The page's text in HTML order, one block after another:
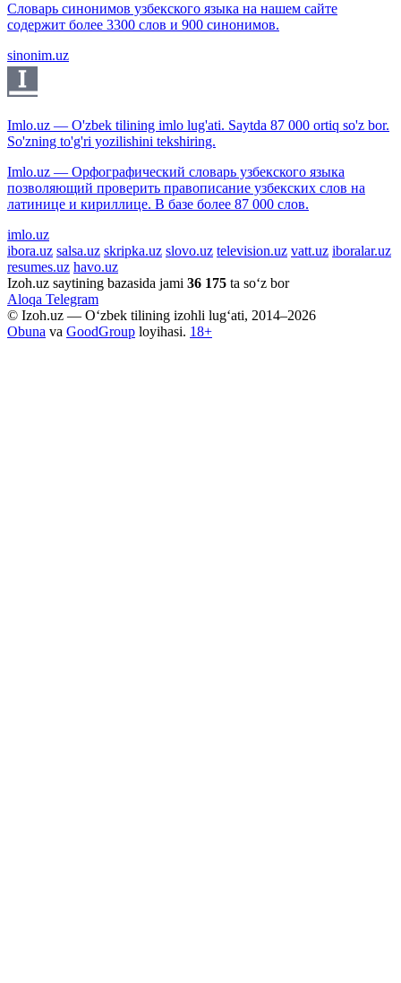
Словарь синонимов узбекского языка на нашем сайте
содержит более 3300 слов и 900 синонимов.
sinonim.uz
Imlo.uz — O'zbek tilining imlo lug'ati. Saytda 87 000 ortiq so'z bor.
So'zning to'g'ri yozilishini tekshiring.
Imlo.uz — Орфографический словарь узбекского языка
позволяющий проверить правописание узбекских слов на
латинице и кириллице. В базе более 87 000 слов.
imlo.uz
ibora.uz salsa.uz skripka.uz slovo.uz television.uz vatt.uz iboralar.uz
resumes.uz havo.uz
Izoh.uz saytining bazasida jami 36 175 ta so‘z bor
Aloqa Telegram
© Izoh.uz — O‘zbek tilining izohli lug‘ati, 2014–2026
Obuna va GoodGroup loyihasi. 18+